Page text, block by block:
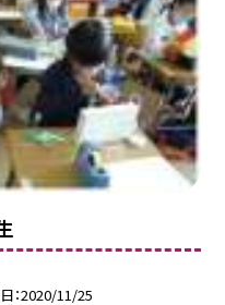
2020/11/25